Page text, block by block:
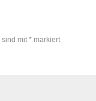
sind mit* markiert